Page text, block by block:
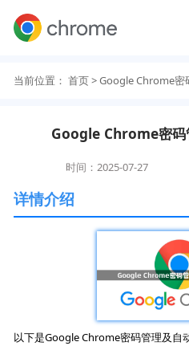
当前位置： 首页> Google Chrome密
Google Chrome密码
时间：2025-07-27
详情介绍
以下是Google Chrome密码管理及自